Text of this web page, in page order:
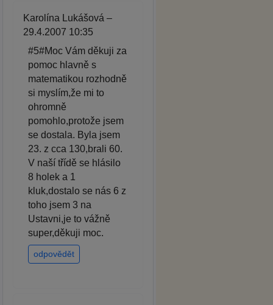
Karolína Lukášová –
29.4.2007 10:35
#5#Moc Vám děkuji za
pomoc hlavně s
matematikou rozhodně
si myslím,že mi to
ohromně
pomohlo,protože jsem
se dostala. Byla jsem
23. z cca 130,brali 60.
V naší třídě se hlásilo
8 holek a 1
kluk,dostalo se nás 6 z
toho jsem 3 na
Ustavni,je to vážně
super,děkuji moc.
odpovědět